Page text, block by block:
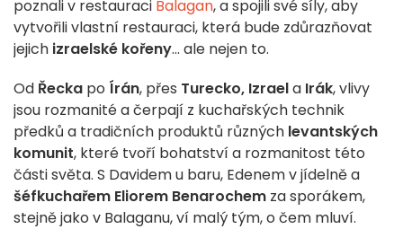
poznali v restauraci Balagan, a spojili své síly, aby
vytvořili vlastní restauraci, která bude zdůrazňovat
jejich izraelské kořeny... ale nejen to.
Od Řecka po Írán, přes Turecko, Izraela Irák, vlivy
jsou rozmanité a čerpají z kuchařských technik
předků a tradičních produktů různých levantských
komunit, které tvoří bohatství a rozmanitost této
části světa. S Davidem u baru, Edenem v jídelně a
šéfkuchařem Eliorem Benarochem za sporákem,
stejně jako v Balaganu, ví malý tým, o čem mluví.